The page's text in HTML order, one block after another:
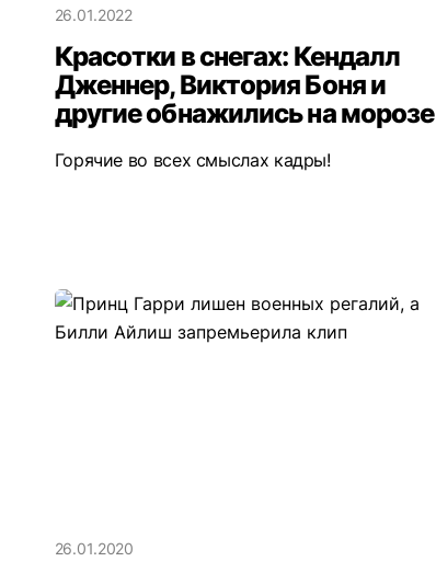
26.01.2022
Красотки в снегах: Кендалл
Дженнер, Виктория Боня и
другие обнажились на морозе
Горячие во всех смыслах кадры!
26.01.2020